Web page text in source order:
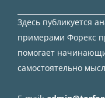
Здесь публикуется
примерами Форекс
помогает
самостоятельно